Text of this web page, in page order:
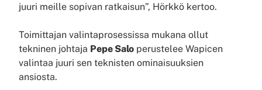
juuri meille sopivan ratkaisun”, Hörkkö kertoo.
Toimittajan valintaprosessissa mukana ollut
tekninen johtaja Pepe Salo perustelee Wapicen
valintaa juuri sen teknisten ominaisuuksien
ansiosta.